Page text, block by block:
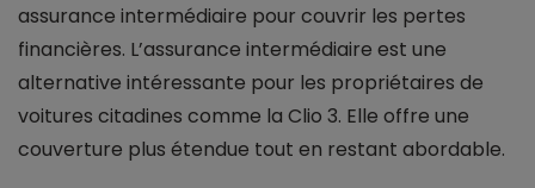
assurance intermédiaire pour couvrir les pertes
financières. L’assurance intermédiaire est une
alternative intéressante pour les propriétaires de
voitures citadines comme la Clio 3. Elle offre une
couverture plus étendue tout en restant abordable.